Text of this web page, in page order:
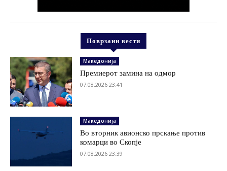
Поврзани вести
Македонија
Премиерот замина на одмор
07.08.2026 23:41
Македонија
Во вторник авионско прскање против
комарци во Скопје
07.08.2026 23:39